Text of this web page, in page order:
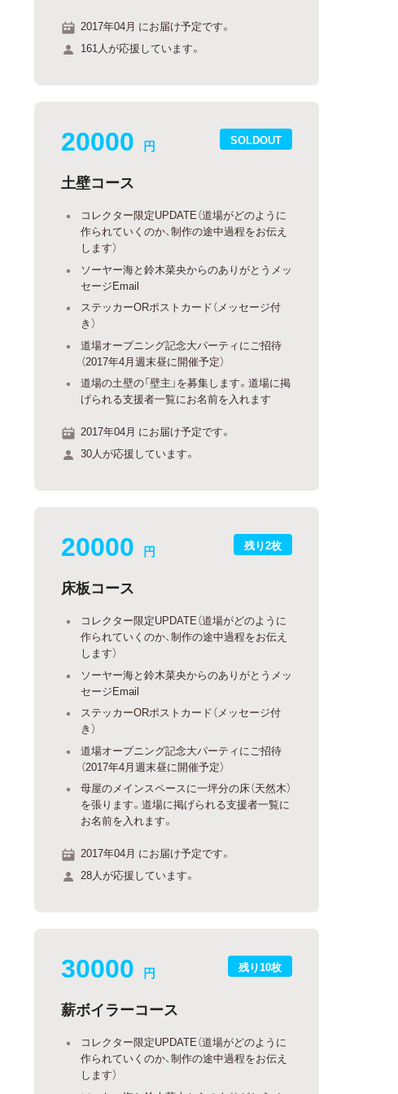
2017年04月 にお届け予定です。
161人が応援しています。
SOLDOUT
20000 円
土壁コース
コレクター限定UPDATE（道場がどのように
作られていくのか、制作の途中過程をお伝え
します）
ソーヤー海と鈴木菜央からのありがとうメッ
セージEmail
ステッカーORポストカード（メッセージ付
き）
道場オープニング記念大パーティにご招待
（2017年4月週末昼に開催予定）
道場の土壁の「壁主」を募集します。道場に掲
げられる支援者一覧にお名前を入れます
2017年04月 にお届け予定です。
30人が応援しています。
残り2枚
20000 円
床板コース
コレクター限定UPDATE（道場がどのように
作られていくのか、制作の途中過程をお伝え
します）
ソーヤー海と鈴木菜央からのありがとうメッ
セージEmail
ステッカーORポストカード（メッセージ付
き）
道場オープニング記念大パーティにご招待
（2017年4月週末昼に開催予定）
母屋のメインスペースに一坪分の床（天然木）
を張ります。道場に掲げられる支援者一覧に
お名前を入れます。
2017年04月 にお届け予定です。
28人が応援しています。
残り10枚
30000 円
薪ボイラーコース
コレクター限定UPDATE（道場がどのように
作られていくのか、制作の途中過程をお伝え
します）